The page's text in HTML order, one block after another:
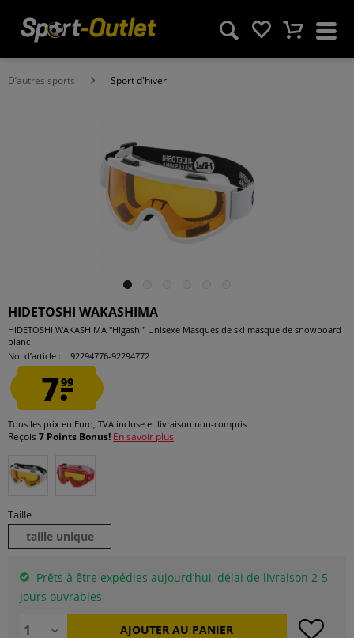
D’autres sports Sport d'hiver
HIDETOSHI WAKASHIMA
HIDETOSHI WAKASHIMA "Higashi" Unisexe Masques de ski masque de snowboard
blanc
No. d’article :
92294776-92294772
7.99
Tous les prix en Euro, TVA incluse et livraison non-compris
Reçois 7 Points Bonus! En savoir plus
Taille
taille unique
Prêts à être expédies aujourd’hui, délai de livraison 2-5
jours ouvrables
AJOUTER AU PANIER